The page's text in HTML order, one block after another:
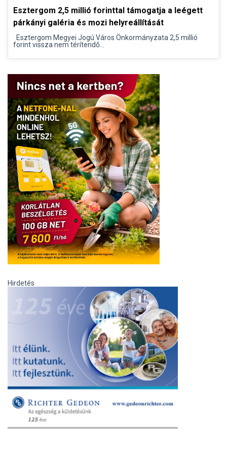
Esztergom 2,5 millió forinttal támogatja a leégett
párkányi galéria és mozi helyreállítását
Esztergom Megyei Jogú Város Önkormányzata 2,5 millió
forint vissza nem térítendő...
Hirdetés